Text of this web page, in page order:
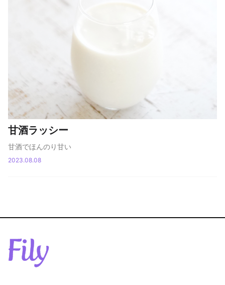
甘酒ラッシー
甘酒でほんのり甘い
2023.08.08